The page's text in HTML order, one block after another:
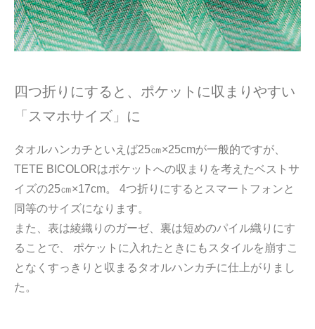
四つ折りにすると、ポケットに収まりやすい
「スマホサイズ」に
タオルハンカチといえば25㎝×25cmが一般的ですが、
TETE BICOLORはポケットへの収まりを考えたベストサ
イズの25㎝×17cm。 4つ折りにするとスマートフォンと
同等のサイズになります。
また、表は綾織りのガーゼ、裏は短めのパイル織りにす
ることで、 ポケットに入れたときにもスタイルを崩すこ
となくすっきりと収まるタオルハンカチに仕上がりまし
た。